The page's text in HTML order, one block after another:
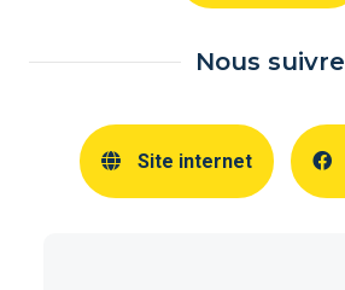
Nous suivre
Site internet